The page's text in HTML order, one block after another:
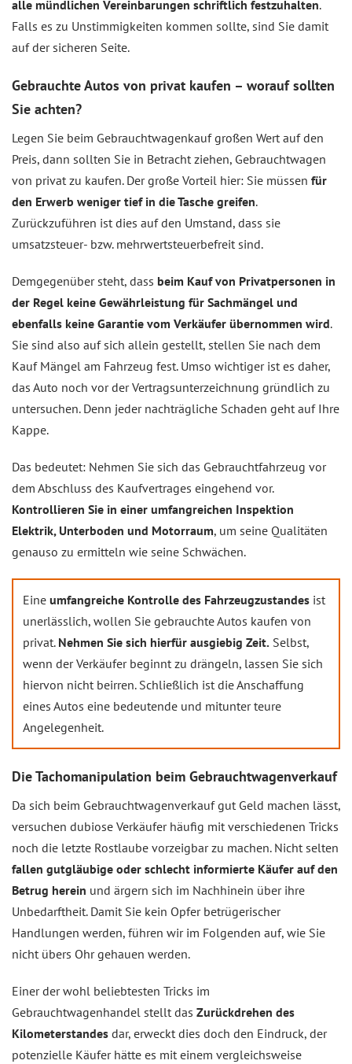
alle mündlichen Vereinbarungen schriftlich festzuhalten.
Falls es zu Unstimmigkeiten kommen sollte, sind Sie damit
auf der sicheren Seite.
Gebrauchte Autos von privat kaufen – worauf sollten
Sie achten?
Legen Sie beim Gebrauchtwagenkauf großen Wert auf den
Preis, dann sollten Sie in Betracht ziehen, Gebrauchtwagen
von privat zu kaufen. Der große Vorteil hier: Sie müssen für
den Erwerb weniger tief in die Tasche greifen.
Zurückzuführen ist dies auf den Umstand, dass sie
umsatzsteuer- bzw. mehrwertsteuerbefreit sind.
Demgegenüber steht, dass beim Kauf von Privatpersonen in
der Regel keine Gewährleistung für Sachmängel und
ebenfalls keine Garantie vom Verkäufer übernommen wird.
Sie sind also auf sich allein gestellt, stellen Sie nach dem
Kauf Mängel am Fahrzeug fest. Umso wichtiger ist es daher,
das Auto noch vor der Vertragsunterzeichnung gründlich zu
untersuchen. Denn jeder nachträgliche Schaden geht auf Ihre
Kappe.
Das bedeutet: Nehmen Sie sich das Gebrauchtfahrzeug vor
dem Abschluss des Kaufvertrages eingehend vor.
Kontrollieren Sie in einer umfangreichen Inspektion
Elektrik, Unterboden und Motorraum, um seine Qualitäten
genauso zu ermitteln wie seine Schwächen.
Eine umfangreiche Kontrolle des Fahrzeugzustandes ist
unerlässlich, wollen Sie gebrauchte Autos kaufen von
privat. Nehmen Sie sich hierfür ausgiebig Zeit. Selbst,
wenn der Verkäufer beginnt zu drängeln, lassen Sie sich
hiervon nicht beirren. Schließlich ist die Anschaffung
eines Autos eine bedeutende und mitunter teure
Angelegenheit.
Die Tachomanipulation beim Gebrauchtwagenverkauf
Da sich beim Gebrauchtwagenverkauf gut Geld machen lässt,
versuchen dubiose Verkäufer häufig mit verschiedenen Tricks
noch die letzte Rostlaube vorzeigbar zu machen. Nicht selten
fallen gutgläubige oder schlecht informierte Käufer auf den
Betrug herein und ärgern sich im Nachhinein über ihre
Unbedarftheit. Damit Sie kein Opfer betrügerischer
Handlungen werden, führen wir im Folgenden auf, wie Sie
nicht übers Ohr gehauen werden.
Einer der wohl beliebtesten Tricks im
Gebrauchtwagenhandel stellt das Zurückdrehen des
Kilometerstandes dar, erweckt dies doch den Eindruck, der
potenzielle Käufer hätte es mit einem vergleichsweise